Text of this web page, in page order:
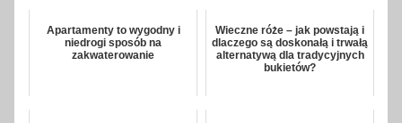
Apartamenty to wygodny i
niedrogi sposób na
zakwaterowanie
Wieczne róże – jak powstają i
dlaczego są doskonałą i trwałą
alternatywą dla tradycyjnych
bukietów?